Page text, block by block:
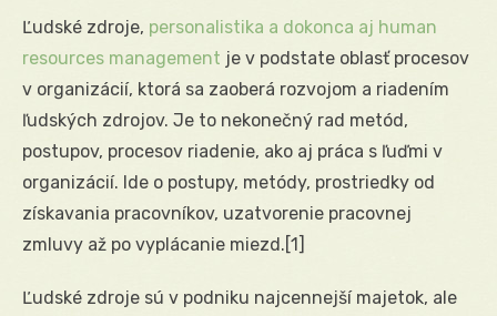
Ľudské zdroje, personalistika a dokonca aj human
resources management je v podstate oblasť procesov
v organizácií, ktorá sa zaoberá rozvojom a riadením
ľudských zdrojov. Je to nekonečný rad metód,
postupov, procesov riadenie, ako aj práca s ľuďmi v
organizácií. Ide o postupy, metódy, prostriedky od
získavania pracovníkov, uzatvorenie pracovnej
zmluvy až po vyplácanie miezd. [1]
Ľudské zdroje sú v podniku najcennejší majetok, ale